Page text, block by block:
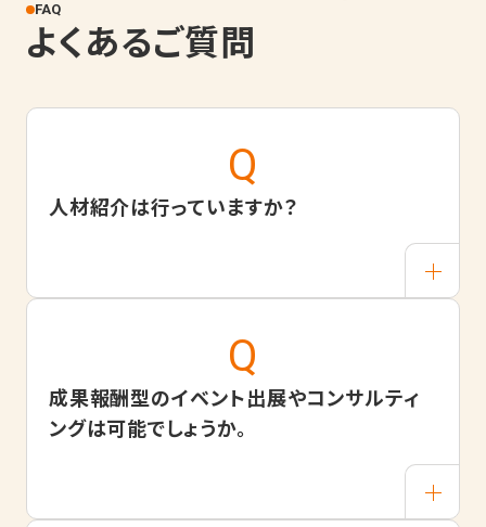
FAQ
よくあるご質問
人材紹介は行っていますか？
成果報酬型のイベント出展やコンサルティ
ングは可能でしょうか。